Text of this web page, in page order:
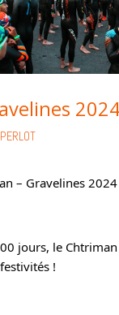
– Gravelines 2024
jours, le
!